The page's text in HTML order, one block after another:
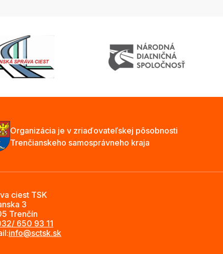
Organizácia je v zriaďovateľskej pôsobnosti
Trenčianskeho samosprávneho kraja
ciest TSK
3
Trenčín
650 93 11
info@sctsk.sk